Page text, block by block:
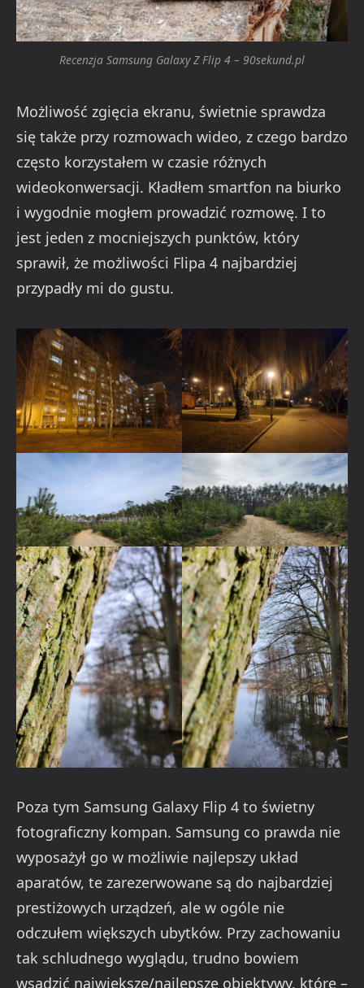
Recenzja Samsung Galaxy Z Flip 4 – 90sekund.pl
Możliwość zgięcia ekranu, świetnie sprawdza
się także przy rozmowach wideo, z czego bardzo
często korzystałem w czasie różnych
wideokonwersacji. Kładłem smartfon na biurko
i wygodnie mogłem prowadzić rozmowę. I to
jest jeden z mocniejszych punktów, który
sprawił, że możliwości Flipa 4 najbardziej
przypadły mi do gustu.
Poza tym Samsung Galaxy Flip 4 to świetny
fotograficzny kompan. Samsung co prawda nie
wyposażył go w możliwie najlepszy układ
aparatów, te zarezerwowane są do najbardziej
prestiżowych urządzeń, ale w ogóle nie
odczułem większych ubytków. Przy zachowaniu
tak schludnego wyglądu, trudno bowiem
wsadzić największe/najlepsze obiektywy, które –